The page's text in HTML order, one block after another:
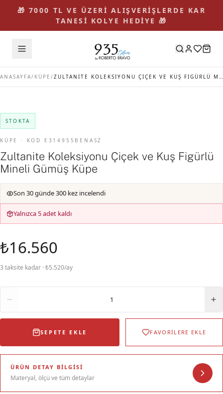
🎁 7000 TL VE ÜZERİ ALIŞVERİŞLERDE KAR
TANESİ KOLYE HEDİYE 🎁
ANASAYFA/ KÜPE / ZULTANITE KOLEKSIYONU ÇIÇEK VE KUŞ FIGÜRLÜ MINELI GÜMÜŞ KÜPE
STOKTA
KÜPE · KOD E314955BENASZ
Zultanite Koleksiyonu Çiçek ve Kuş Figürlü
Mineli Gümüş Küpe
Son 30 günde 300 kez incelendi
Yalnızca 5 adet kaldı
₺16.560
3 taksite kadar · ₺5.520/ay
1
SEPETE EKLE FAVORİLERE EKLE
ÜRÜN DETAY BILGISI
Materyal, ölçü ve tüm detaylar